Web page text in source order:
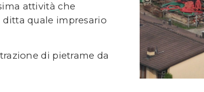
attività che
quale impresario
di pietrame da